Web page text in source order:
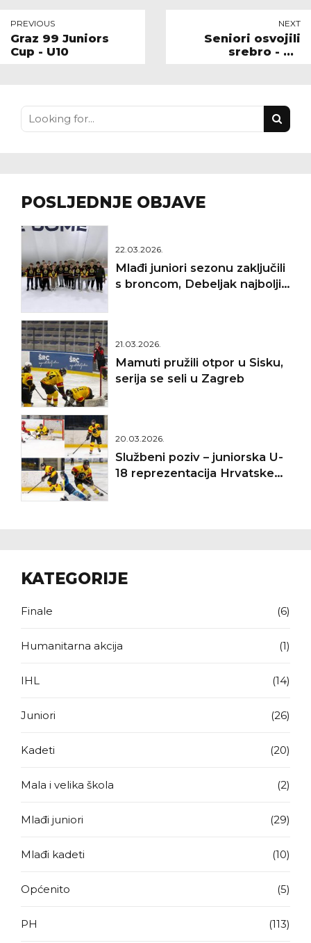
PREVIOUS
Graz 99 Juniors
Cup - U10
NEXT
Seniori osvojili
srebro - PH
POSLJEDNJE OBJAVE
22.03.2026.
Mlađi juniori sezonu zaključili
s broncom, Debeljak najbolji
21.03.2026.
Mamuti pružili otpor u Sisku,
serija se seli u Zagreb
20.03.2026.
Službeni poziv – juniorska U-
18 reprezentacija Hrvatske
KATEGORIJE
Finale (6)
Humanitarna akcija (1)
IHL (14)
Juniori (26)
Kadeti (20)
Mala i velika škola (2)
Mlađi juniori (29)
Mlađi kadeti (10)
Općenito (5)
PH (113)